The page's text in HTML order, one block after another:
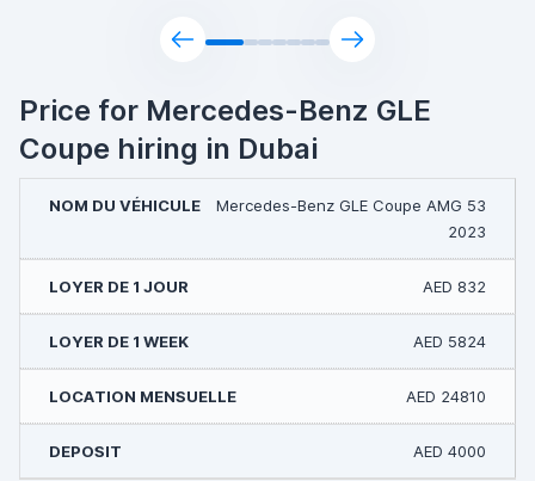
Price for Mercedes-Benz GLE
Coupe hiring in Dubai
Mercedes-Benz GLE Coupe AMG 53
2023
AED 832
AED 5824
AED 24810
AED 4000